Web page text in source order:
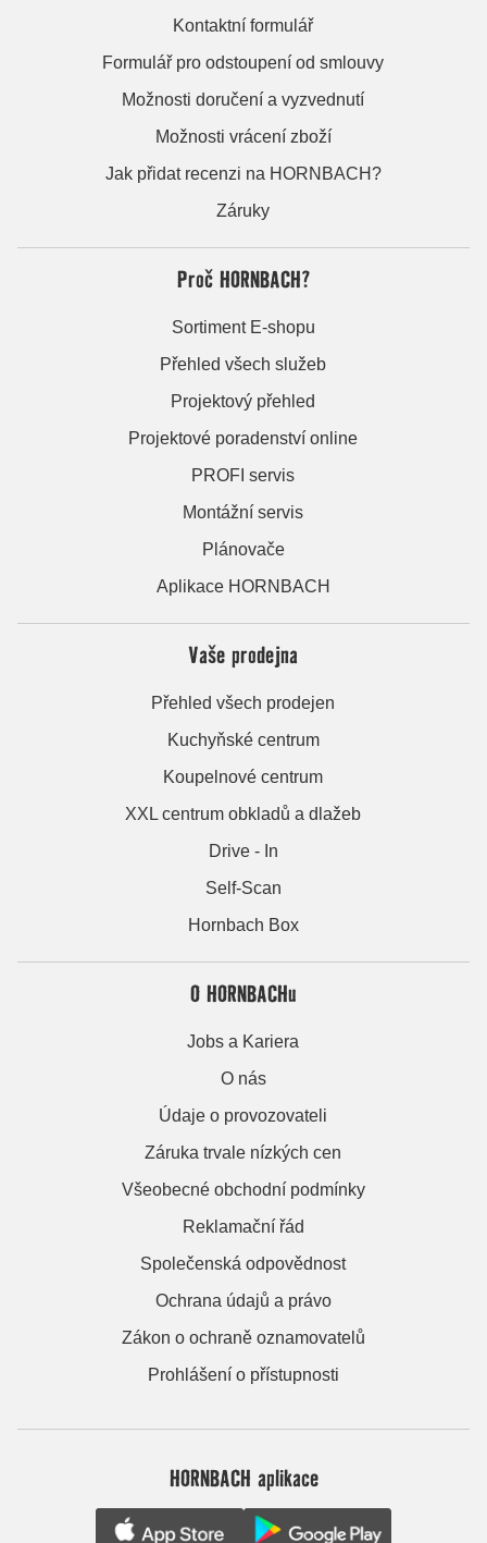
Kontaktní formulář
Formulář pro odstoupení od smlouvy
Možnosti doručení a vyzvednutí
Možnosti vrácení zboží
Jak přidat recenzi na HORNBACH?
Záruky
Proč HORNBACH?
Sortiment E-shopu
Přehled všech služeb
Projektový přehled
Projektové poradenství online
PROFI servis
Montážní servis
Plánovače
Aplikace HORNBACH
Vaše prodejna
Přehled všech prodejen
Kuchyňské centrum
Koupelnové centrum
XXL centrum obkladů a dlažeb
Drive - In
Self-Scan
Hornbach Box
O HORNBACHu
Jobs a Kariera
O nás
Údaje o provozovateli
Záruka trvale nízkých cen
Všeobecné obchodní podmínky
Reklamační řád
Společenská odpovědnost
Ochrana údajů a právo
Zákon o ochraně oznamovatelů
Prohlášení o přístupnosti
HORNBACH aplikace